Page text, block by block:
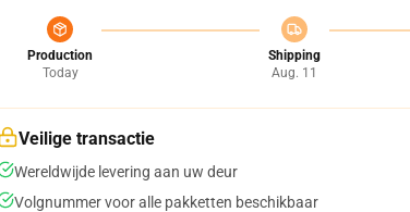
Production
Today
Shipping
Aug. 11
Veilige transactie
Wereldwijde levering aan uw deur
Volgnummer voor alle pakketten beschikbaar